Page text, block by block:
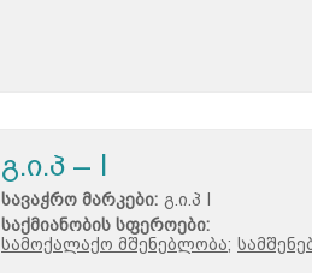
გ.ი.პ – I
სავაჭრო მარკები: გ.ი.პ I
საქმიანობის სფეროები:
სამოქალაქო მშენებლობა;